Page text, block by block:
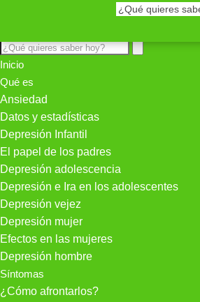
Inicio
Qué es
Ansiedad
Datos y estadísticas
Depresión Infantil
El papel de los padres
Depresión adolescencia
Depresión e Ira en los adolescentes
Depresión vejez
Depresión mujer
Efectos en las mujeres
Depresión hombre
Síntomas
¿Cómo afrontarlos?